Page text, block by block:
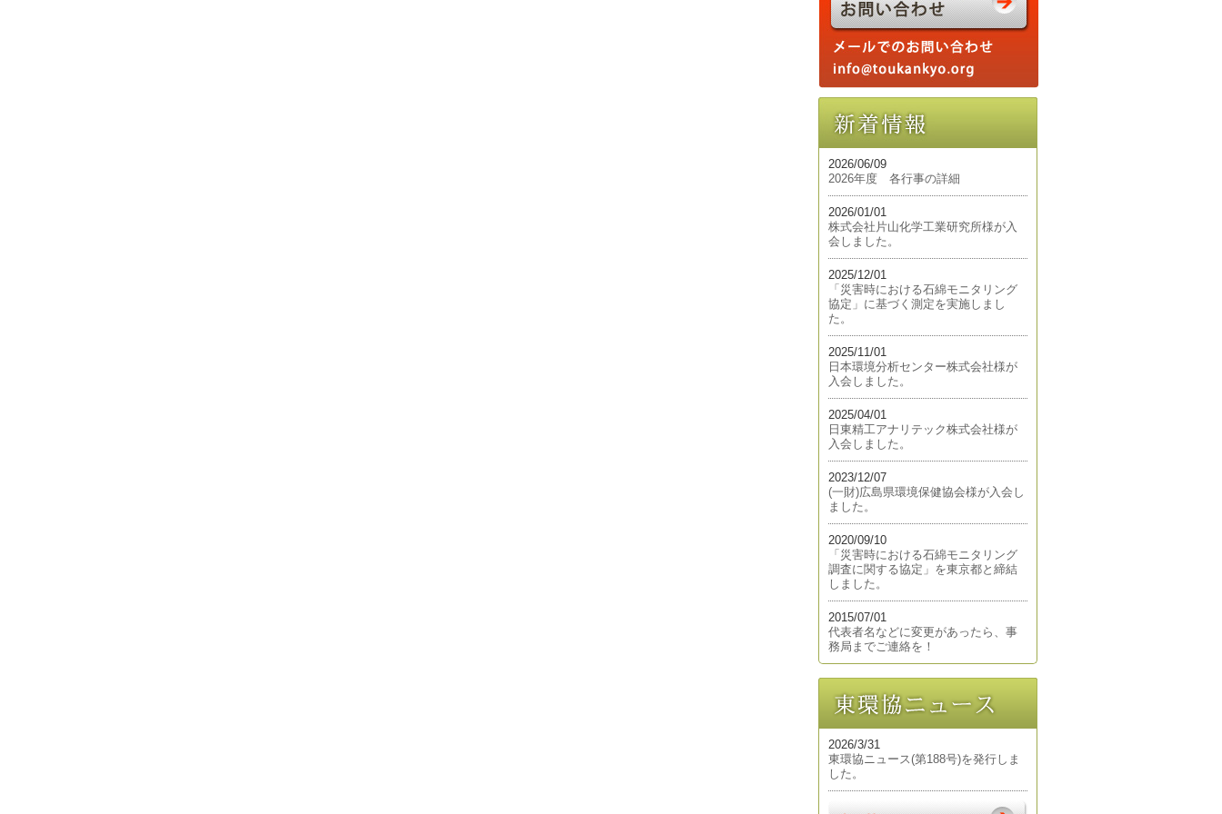
2026/06/09
2026年度 各行事の詳細
2026/01/01
株式会社片山化学工業研究所様が入
会しました。
2025/12/01
「災害時における石綿モニタリング
協定」に基づく測定を実施しまし
た。
2025/11/01
日本環境分析センター株式会社様が
入会しました。
2025/04/01
日東精工アナリテック株式会社様が
入会しました。
2023/12/07
(一財)広島県環境保健協会様が入会し
ました。
2020/09/10
「災害時における石綿モニタリング
調査に関する協定」を東京都と締結
しました。
2015/07/01
代表者名などに変更があったら、事
務局までご連絡を！
2026/3/31
東環協ニュース(第188号)を発行しま
した。